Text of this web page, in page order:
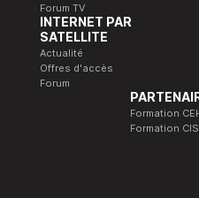
Forum TV
INTERNET PAR
SATELLITE
Actualité
Offres d'accès
Forum
Formation
Formation